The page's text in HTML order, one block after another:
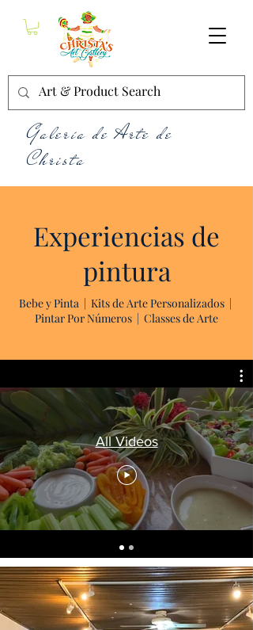
Galería de Arte de
Christa
Experiencias de
pintura
Bebe y Pinta | Kits de Arte Personalizados |
Pintar Por Números | Classes de Arte
All Videos